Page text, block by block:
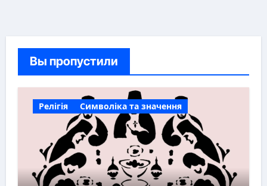
Вы пропустили
Релігія Символіка та значення